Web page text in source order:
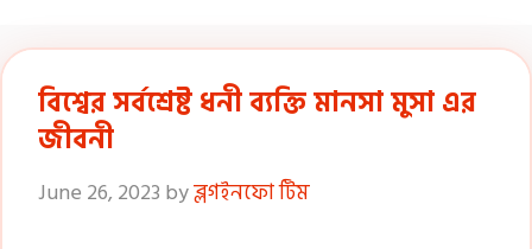
বিশ্বের সর্বশ্রেষ্ট ধনী ব্যক্তি মানসা মুসা এর
জীবনী
June 26, 2023 byব্লগইনফো টিম